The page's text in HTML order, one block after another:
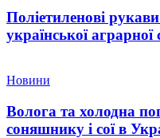
Поліетиленові
української аграрної
Новини
Волога та холодна
соняшнику і сої в